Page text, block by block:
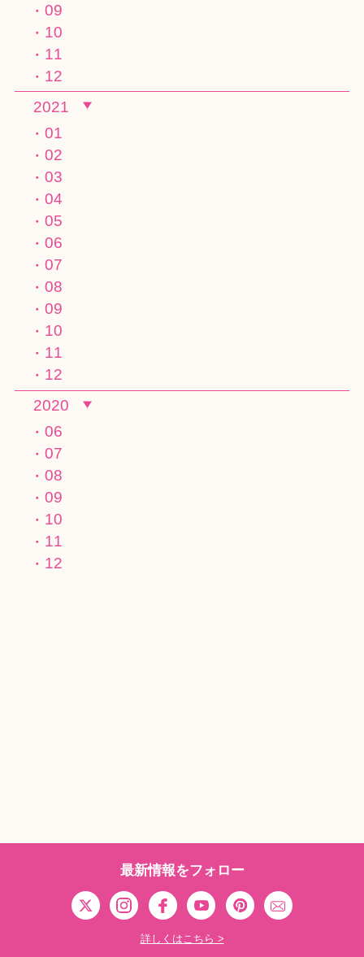
09
10
11
12
2021
01
02
03
04
05
06
07
08
09
10
11
12
2020
06
07
08
09
10
11
12
最新情報をフォロー
詳しくはこちら >